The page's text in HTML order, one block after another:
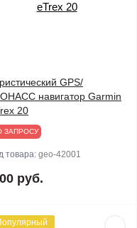
GPS/
навигатор Garmin
20
ЗАПРОСУ
товара: geo-42001
руб.